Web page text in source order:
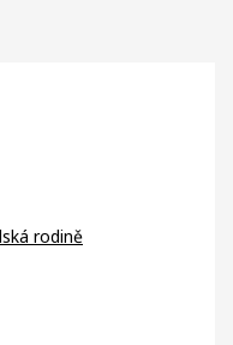
rodině